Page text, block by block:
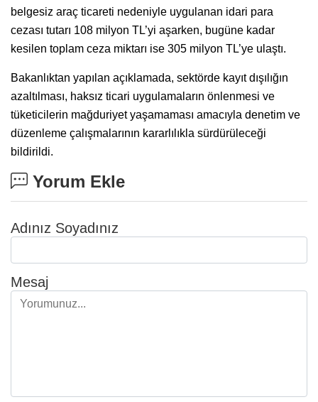
belgesiz araç ticareti nedeniyle uygulanan idari para
cezası tutarı 108 milyon TL’yi aşarken, bugüne kadar
kesilen toplam ceza miktarı ise 305 milyon TL’ye ulaştı.
Bakanlıktan yapılan açıklamada, sektörde kayıt dışılığın
azaltılması, haksız ticari uygulamaların önlenmesi ve
tüketicilerin mağduriyet yaşamaması amacıyla denetim ve
düzenleme çalışmalarının kararlılıkla sürdürüleceği
bildirildi.
Yorum Ekle
Adınız Soyadınız
Mesaj